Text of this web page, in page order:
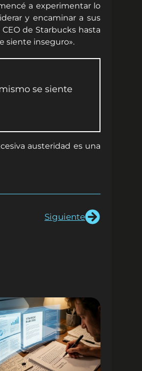
a experimentar lo
y encaminar a sus
de Starbucks hasta
siente inseguro».
se siente
austeridad es una
Siguiente